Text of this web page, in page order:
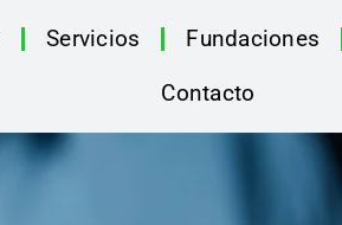
Servicios Fundaciones
Contacto